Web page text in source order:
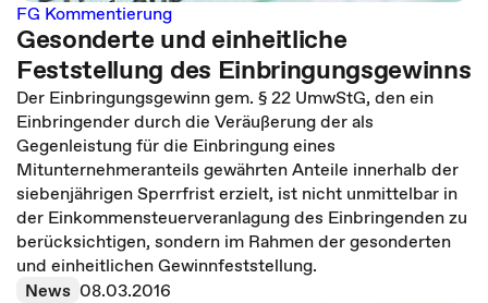
FG Kommentierung
Gesonderte und einheitliche
Feststellung des Einbringungsgewinns
Der Einbringungsgewinn gem. § 22 UmwStG, den ein
Einbringender durch die Veräußerung der als
Gegenleistung für die Einbringung eines
Mitunternehmeranteils gewährten Anteile innerhalb der
siebenjährigen Sperrfrist erzielt, ist nicht unmittelbar in
der Einkommensteuerveranlagung des Einbringenden zu
berücksichtigen, sondern im Rahmen der gesonderten
und einheitlichen Gewinnfeststellung.
News 08.03.2016